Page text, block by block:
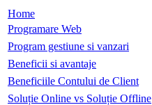
Home
Programare Web
Program gestiune si vanzari
Beneficii si avantaje
Beneficiile Contului de Client
Soluție Online vs Soluție Offline